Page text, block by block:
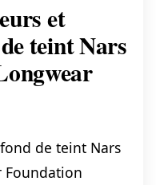
et
teint Nars
de teint Nars
Foundation